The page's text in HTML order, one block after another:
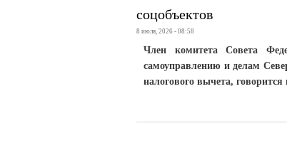
соцобъектов
8 июля, 2026 - 08:58
Член комитета Совета
самоуправлению и делам
налогового вычета,